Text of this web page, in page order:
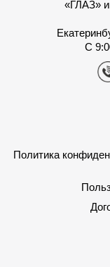
«ГЛАЗ»
С
Политика